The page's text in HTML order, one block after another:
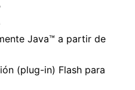
Java™ a partir de
(plug-in) Flash para